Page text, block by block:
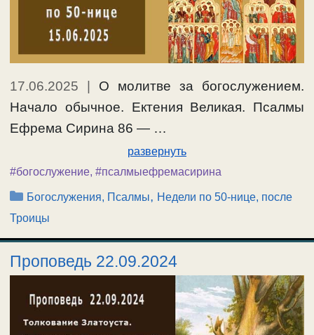
17.06.2025
О молитве за богослужением.
Начало обычное. Ектения Великая. Псалмы
Ефрема Сирина 86 — …
развернуть
#богослужение, #псалмыефремасирина
Рубрики
Богослужения, Псалмы, Недели по 50-нице, после
Троицы
Проповедь 22.09.2024